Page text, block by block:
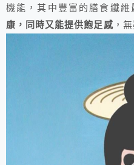
機能，其中豐富的膳食纖維
康，同時又能提供飽足感，